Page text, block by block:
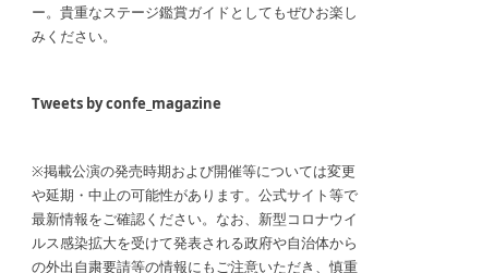
ー。貴重なステージ鑑賞ガイドとしてもぜひお楽し
みください。
Tweets by confe_magazine
※掲載公演の発売時期および開催等については変更
や延期・中止の可能性があります。公式サイト等で
最新情報をご確認ください。なお、新型コロナウイ
ルス感染拡大を受けて発表される政府や自治体から
の外出自粛要請等の情報にもご注意いただき、慎重